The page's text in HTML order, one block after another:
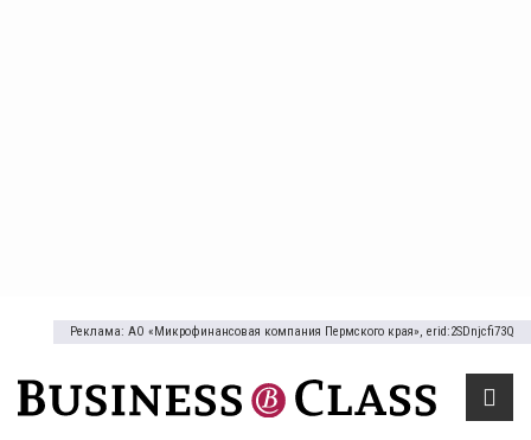
Реклама: АО «Микрофинансовая компания Пермского края», erid:2SDnjcfi73Q